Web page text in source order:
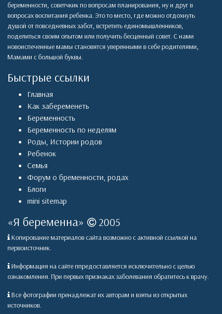
беременности, советчкик по вопросам планирования, ну и друг в
вопросах воспитания ребенка. Это то место, где можно отдохнуть
душой от повседневных забот, встретить единомышленников,
поделиться своим опытом или получить бесценный совет. С нами
новоиспеченные мамы становятся уверенными в себе родителями,
Мамами с большой буквы.
Быстрые ссылки
Главная
Как забеременеть
Беременность
Беременность по неделям
Роды, Истории родов
Ребенок
Семья
Форум о бременности, родах
Блоги
mini sitemap
«Я беременна» 2005
Копирование материалов сайта возможно с активной ссылкой на
первоисточник.
Информация на сайте ппредоставляется исключительно с целью
ознакомления. При первых признаках заболевания обратитесь к врачу.
Все фотографии пренадлежат их авторам и взяты из открытых
источников.